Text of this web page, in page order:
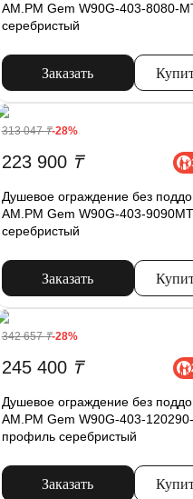
AM.PM Gem W90G-403-8080-
серебристый
Заказать
313 047₸-28%
223 900 ₸
Душевое ограждение без
AM.PM Gem W90G-403-
серебристый
Заказать
342 657₸-28%
245 400 ₸
Душевое ограждение без
AM.PM Gem W90G-403-
профиль серебристый
Заказать